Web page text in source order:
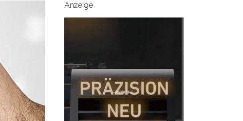
Anzeige